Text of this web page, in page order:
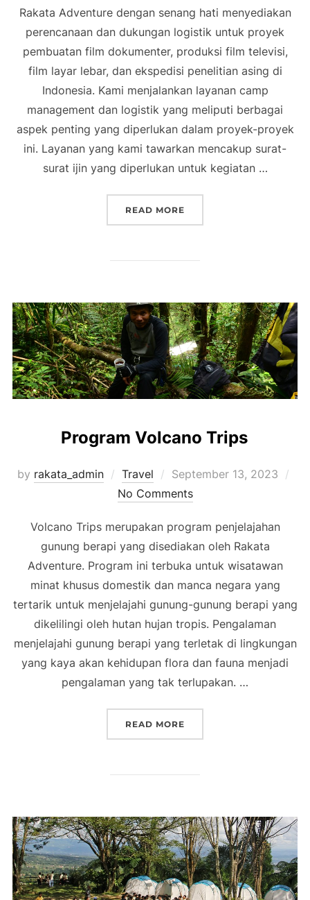
Rakata Adventure dengan senang hati menyediakan
perencanaan dan dukungan logistik untuk proyek
pembuatan film dokumenter, produksi film televisi,
film layar lebar, dan ekspedisi penelitian asing di
Indonesia. Kami menjalankan layanan camp
management dan logistik yang meliputi berbagai
aspek penting yang diperlukan dalam proyek-proyek
ini. Layanan yang kami tawarkan mencakup surat-
surat ijin yang diperlukan untuk kegiatan …
READ MORE
Program Volcano Trips
by rakata_admin Travel
Posted
on
September 13, 2023
No Comments
Volcano Trips merupakan program penjelajahan
gunung berapi yang disediakan oleh Rakata
Adventure. Program ini terbuka untuk wisatawan
minat khusus domestik dan manca negara yang
tertarik untuk menjelajahi gunung-gunung berapi yang
dikelilingi oleh hutan hujan tropis. Pengalaman
menjelajahi gunung berapi yang terletak di lingkungan
yang kaya akan kehidupan flora dan fauna menjadi
pengalaman yang tak terlupakan. …
READ MORE